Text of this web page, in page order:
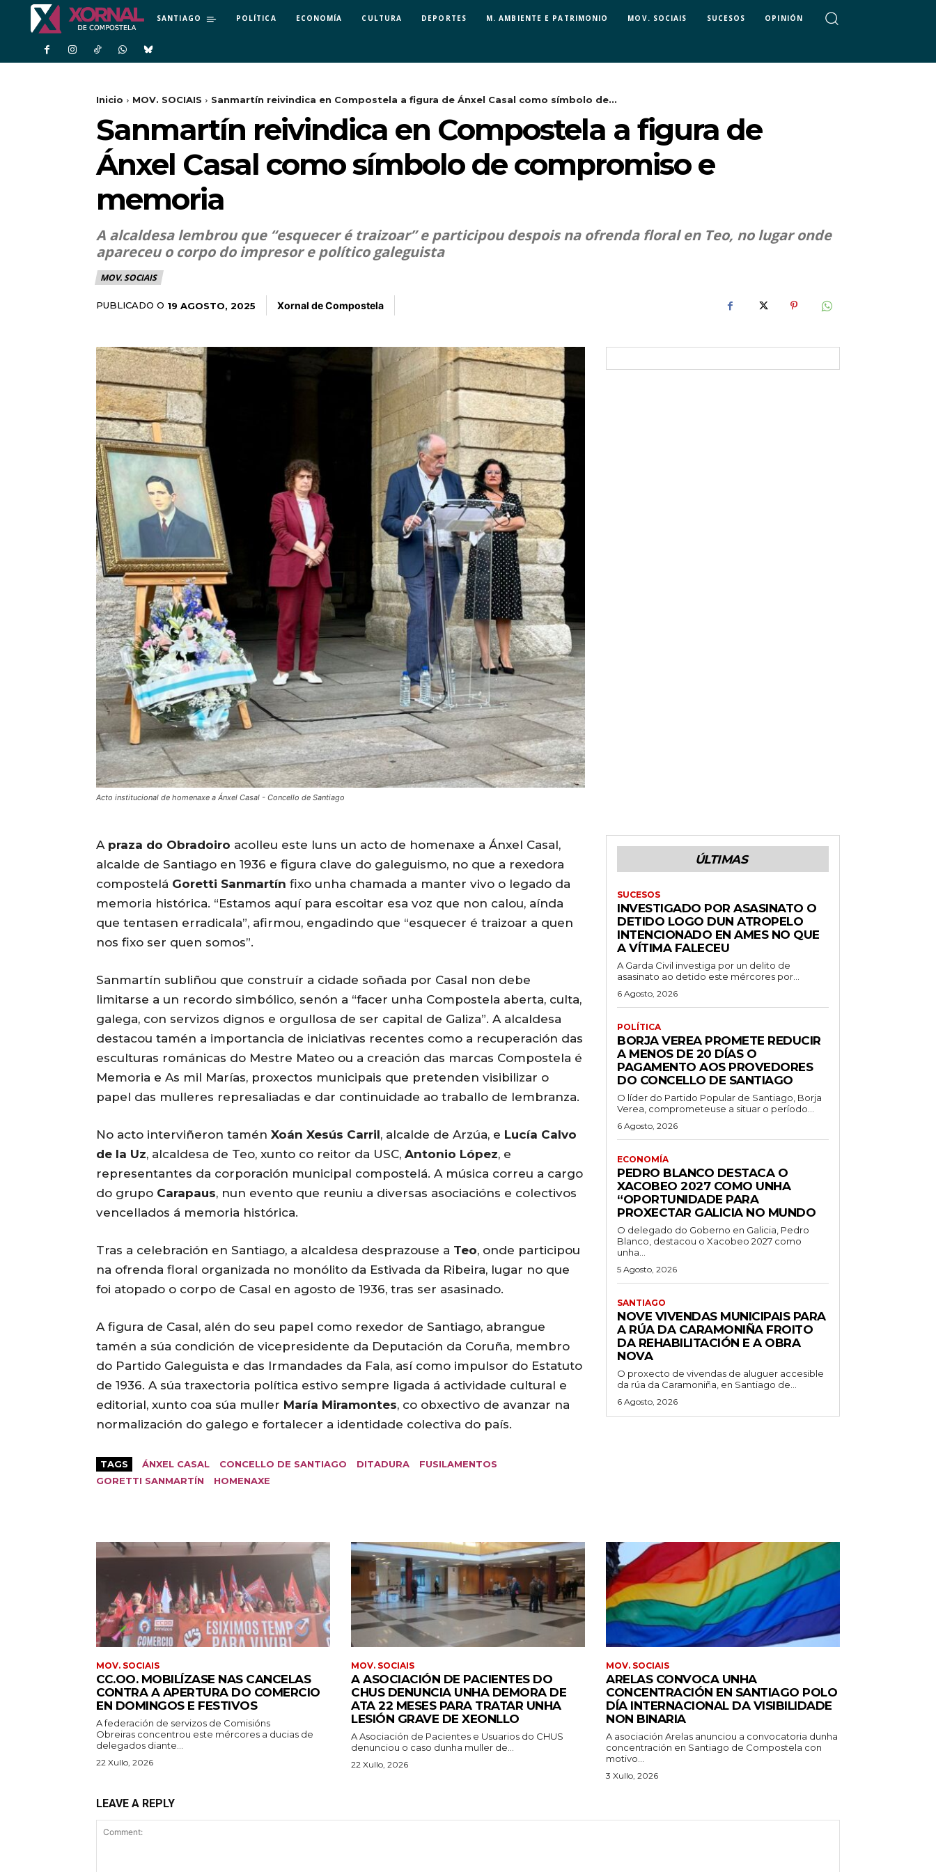
SANTIAGO POLÍTICA ECONOMÍA CULTURA DEPORTES M. AMBIENTE E PATRIMONIO MOV. SOCIAIS SUCESOS OPINIÓN
Inicio MOV. SOCIAIS Sanmartín reivindica en Compostela a figura de Ánxel Casal como símbolo de...
Sanmartín reivindica en Compostela a figura de
Ánxel Casal como símbolo de compromiso e
memoria
A alcaldesa lembrou que “esquecer é traizoar” e participou despois na ofrenda floral en Teo, no lugar onde
apareceu o corpo do impresor e político galeguista
MOV. SOCIAIS
PUBLICADO O 19 AGOSTO, 2025 Xornal de Compostela
Acto institucional de homenaxe a Ánxel Casal - Concello de Santiago
A praza do Obradoiro acolleu este luns un acto de homenaxe a Ánxel Casal,
alcalde de Santiago en 1936 e figura clave do galeguismo, no que a rexedora
compostelá Goretti Sanmartín fixo unha chamada a manter vivo o legado da
memoria histórica. “Estamos aquí para escoitar esa voz que non calou, aínda
que tentasen erradicala”, afirmou, engadindo que “esquecer é traizoar a quen
nos fixo ser quen somos”.
Sanmartín subliñou que construír a cidade soñada por Casal non debe
limitarse a un recordo simbólico, senón a “facer unha Compostela aberta, culta,
galega, con servizos dignos e orgullosa de ser capital de Galiza”. A alcaldesa
destacou tamén a importancia de iniciativas recentes como a recuperación das
esculturas románicas do Mestre Mateo ou a creación das marcas Compostela é
Memoria e As mil Marías, proxectos municipais que pretenden visibilizar o
papel das mulleres represaliadas e dar continuidade ao traballo de lembranza.
No acto interviñeron tamén Xoán Xesús Carril, alcalde de Arzúa, e Lucía Calvo
de la Uz, alcaldesa de Teo, xunto co reitor da USC, Antonio López, e
representantes da corporación municipal compostelá. A música correu a cargo
do grupo Carapaus, nun evento que reuniu a diversas asociacións e colectivos
vencellados á memoria histórica.
Tras a celebración en Santiago, a alcaldesa desprazouse a Teo, onde participou
na ofrenda floral organizada no monólito da Estivada da Ribeira, lugar no que
foi atopado o corpo de Casal en agosto de 1936, tras ser asasinado.
A figura de Casal, alén do seu papel como rexedor de Santiago, abrangue
tamén a súa condición de vicepresidente da Deputación da Coruña, membro
do Partido Galeguista e das Irmandades da Fala, así como impulsor do Estatuto
de 1936. A súa traxectoria política estivo sempre ligada á actividade cultural e
editorial, xunto coa súa muller María Miramontes, co obxectivo de avanzar na
normalización do galego e fortalecer a identidade colectiva do país.
TAGS ÁNXEL CASAL CONCELLO DE SANTIAGO DITADURA
FUSILAMENTOS
GORETTI SANMARTÍN
HOMENAXE
ÚLTIMAS
SUCESOS
INVESTIGADO POR ASASINATO O
DETIDO LOGO DUN ATROPELO
INTENCIONADO EN AMES NO QUE
A VÍTIMA FALECEU
A Garda Civil investiga por un delito de
asasinato ao detido este mércores por...
6 Agosto, 2026
POLÍTICA
BORJA VEREA PROMETE REDUCIR
A MENOS DE 20 DÍAS O
PAGAMENTO AOS PROVEDORES
DO CONCELLO DE SANTIAGO
O líder do Partido Popular de Santiago, Borja
Verea, comprometeuse a situar o período...
6 Agosto, 2026
ECONOMÍA
PEDRO BLANCO DESTACA O
XACOBEO 2027 COMO UNHA
“OPORTUNIDADE PARA
PROXECTAR GALICIA NO MUNDO
O delegado do Goberno en Galicia, Pedro
Blanco, destacou o Xacobeo 2027 como
unha...
5 Agosto, 2026
SANTIAGO
NOVE VIVENDAS MUNICIPAIS PARA
A RÚA DA CARAMONIÑA FROITO
DA REHABILITACIÓN E A OBRA
NOVA
O proxecto de vivendas de aluguer accesible
da rúa da Caramoniña, en Santiago de...
6 Agosto, 2026
MOV. SOCIAIS
CC.OO. MOBILÍZASE NAS CANCELAS
CONTRA A APERTURA DO COMERCIO
EN DOMINGOS E FESTIVOS
A federación de servizos de Comisións
Obreiras concentrou este mércores a ducias de
delegados diante...
22 Xullo, 2026
MOV. SOCIAIS
A ASOCIACIÓN DE PACIENTES DO
CHUS DENUNCIA UNHA DEMORA DE
ATA 22 MESES PARA TRATAR UNHA
LESIÓN GRAVE DE XEONLLO
A Asociación de Pacientes e Usuarios do CHUS
denunciou o caso dunha muller de...
22 Xullo, 2026
MOV. SOCIAIS
ARELAS CONVOCA UNHA
CONCENTRACIÓN EN SANTIAGO POLO
DÍA INTERNACIONAL DA VISIBILIDADE
NON BINARIA
A asociación Arelas anunciou a convocatoria dunha
concentración en Santiago de Compostela con
motivo...
3 Xullo, 2026
LEAVE A REPLY